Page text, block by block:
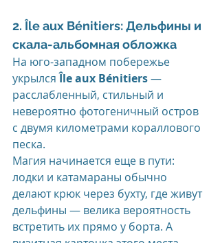
2. Île aux Bénitiers: Дельфины и
скала-альбомная обложка
На юго-западном побережье
укрылся Île aux Bénitiers —
расслабленный, стильный и
невероятно фотогеничный остров
с двумя километрами кораллового
песка.
Магия начинается еще в пути:
лодки и катамараны обычно
делают крюк через бухту, где живут
дельфины — велика вероятность
встретить их прямо у борта. А